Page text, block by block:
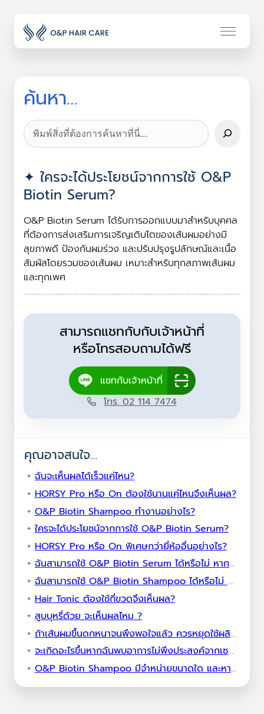
ค้นหา…
Search
ใครจะได้ประโยชน์จากการใช้ O&P
Biotin Serum?
O&P Biotin Serum ได้รับการออกแบบมาสำหรับบุคคล
ที่ต้องการส่งเสริมการเจริญเติบโตของเส้นผมอย่างมี
สุขภาพดี ป้องกันผมร่วง และปรับปรุงรูปลักษณ์และเนื้อ
สัมผัสโดยรวมของเส้นผม เหมาะสำหรับทุกสภาพเส้นผม
และทุกเพศ
สามารถแชทกับกับเจ้าหน้าที่
หรือโทรสอบถามได้ฟรี
แชทกับเจ้าหน้าที่
โทร. 02 114 7474
คุณอาจสนใจ…
ฉันจะเห็นผลได้เร็วแค่ไหน?
HORSY Pro หรือ On ต้องใช้นานแค่ไหนจึงเห็นผล?
O&P Biotin Shampoo ทำงานอย่างไร?
ใครจะได้ประโยชน์จากการใช้ O&P Biotin Serum?
HORSY Pro หรือ On พิเศษกว่ายี่ห้ออื่นอย่างไร?
ฉันสามารถใช้ O&P Biotin Serum ได้หรือไม่ หากฉันกำลังตั้งครรภ์หรือให้นมบุตร
ฉันสามารถใช้ O&P Biotin Shampoo ได้หรือไม่ หากฉันใช้ผลิตภัณฑ์ปลูกผมอื่นๆ อยู่แล้ว?
Hair Tonic ต้องใช้กี่ขวดจึงเห็นผล?
สูบบุหรี่ด้วย จะเห็นผลไหม ?
ถ้าเส้นผมขึ้นดกหนาจนพึงพอใจแล้ว ควรหยุดใช้ผลิตภัณฑ์หรือไม่ อย่างไร ?
จะเกิดอะไรขึ้นหากฉันพบอาการไม่พึงประสงค์จากเซรั่ม?
O&P Biotin Shampoo มีจำหน่ายขนาดใด และหาซื้อได้ที่ไหน?